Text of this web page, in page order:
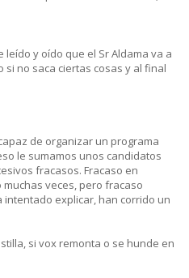
y oído que el Sr Aldama va a
no saca ciertas cosas y al final
de organizar un programa
le sumamos unos candidatos
fracasos. Fracaso en
veces, pero fracaso
explicar, han corrido un
si vox remonta o se hunde en